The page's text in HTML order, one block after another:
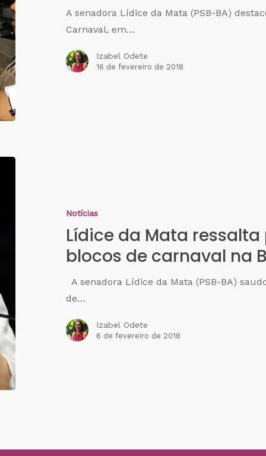
A senadora Lídice da Mata (PSB-BA)
Carnaval, em…
Izabel Odete
16 de fevereiro de 2018
Notícias
Lídice da Mata
blocos de carnaval na
A senadora Lídice da Mata (PSB-BA)
de…
Izabel Odete
6 de fevereiro de 2018